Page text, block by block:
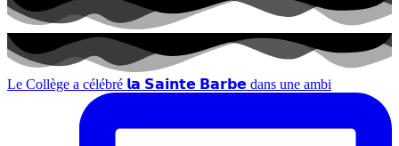
Le Collège a célébré 𝗹𝗮 𝗦𝗮𝗶𝗻𝘁𝗲 𝗕𝗮𝗿𝗯𝗲 dans une ambi